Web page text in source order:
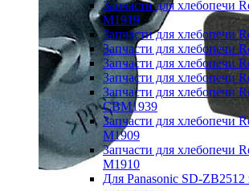
Запчасти для хлебопечи
M1919
Запчасти для хлебопечи
Запчасти для хлебопечи
Запчасти для хлебопечи
Запчасти для хлебопечи
Запчасти для хлебопечи
CBM1939
Запчасти для хлебопечи
M1909
Запчасти для хлебопечи
M1910
Для Panasonic SD-ZB2512